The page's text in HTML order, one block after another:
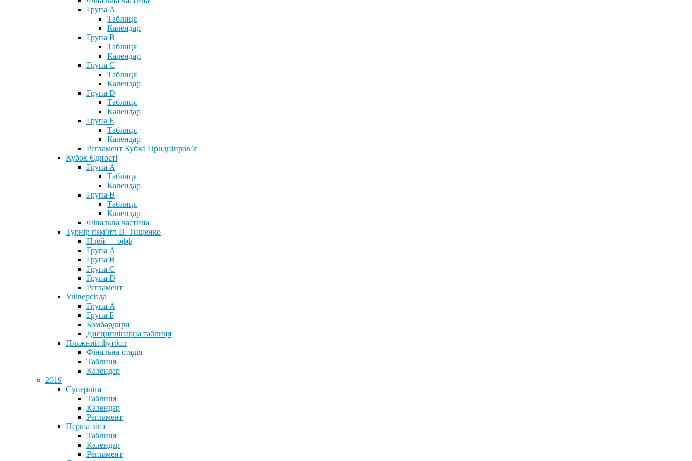
Група А
Таблиця
Календар
Група В
Таблиця
Календар
Група С
Таблиця
Календар
Група D
Таблиця
Календар
Група Е
Таблиця
Календар
Регламент Кубка Придніпров’я
Кубок Єдності
Група А
Таблиця
Календар
Група В
Таблиця
Календар
Фінальна частина
Турнір пам’яті В. Тищенко
Плей — офф
Група А
Група B
Група С
Група D
Регламент
Універсіада
Група А
Група Б
Бомбардири
Дисциплінарна таблиця
Пляжний футбол
Фінальна стадія
Таблиця
Календар
2019
Суперліга
Таблиця
Календар
Регламент
Перша ліга
Таблиця
Календар
Регламент